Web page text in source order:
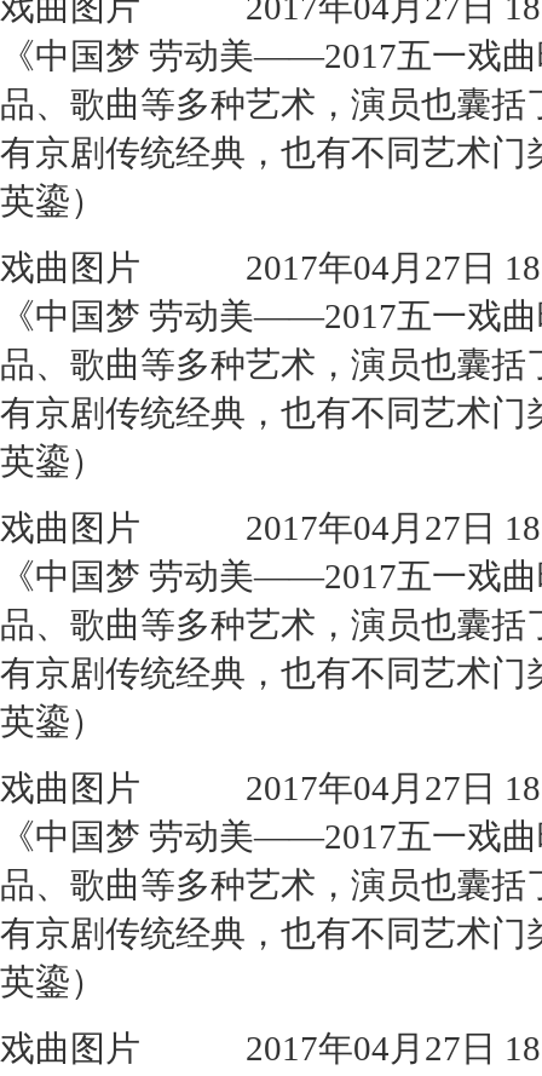
《中国梦 劳动美——2017五一戏
品、歌曲等多种艺术，演员也囊
有京剧传统经典，也有不同艺术
英鎏）
戏曲图片 2017年04月27日
《中国梦 劳动美——2017五一戏
品、歌曲等多种艺术，演员也囊
有京剧传统经典，也有不同艺术
英鎏）
戏曲图片 2017年04月27日
《中国梦 劳动美——2017五一戏
品、歌曲等多种艺术，演员也囊
有京剧传统经典，也有不同艺术
英鎏）
戏曲图片 2017年04月27日
《中国梦 劳动美——2017五一戏
品、歌曲等多种艺术，演员也囊
有京剧传统经典，也有不同艺术
英鎏）
戏曲图片 2017年04月27日